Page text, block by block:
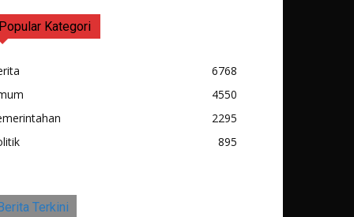
Popular Kategori
6768
4550
2295
895
Terkini